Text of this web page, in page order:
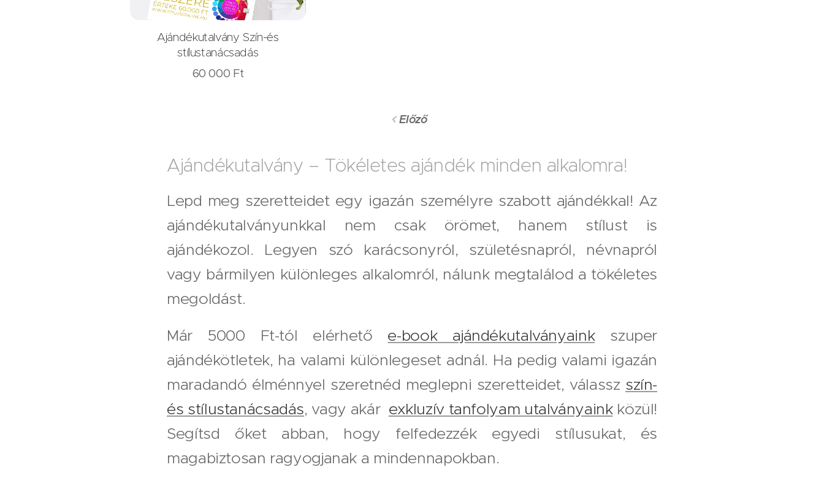
Ajándékutalvány Szín-és
stílustanácsadás
60 000 Ft
Előző
Ajándékutalvány – Tökéletes ajándék minden alkalomra!
Lepd meg szeretteidet egy igazán személyre szabott ajándékkal! Az
ajándékutalványunkkal nem csak örömet, hanem stílust is
ajándékozol. Legyen szó karácsonyról, születésnapról, névnapról
vagy bármilyen különleges alkalomról, nálunk megtalálod a tökéletes
megoldást.
Már 5000 Ft-tól elérhető e-book ajándékutalványainkszuper
ajándékötletek, ha valami különlegeset adnál. Ha pedig valami igazán
maradandó élménnyel szeretnéd meglepni szeretteidet, válassz szín-
és stílustanácsadás, vagy akár exkluzív tanfolyam utalványainkközül!
Segítsd őket abban, hogy felfedezzék egyedi stílusukat, és
magabiztosan ragyogjanak a mindennapokban.